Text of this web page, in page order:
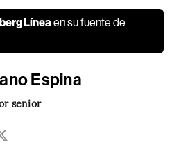
Líneaen su fuente de
Espina
senior